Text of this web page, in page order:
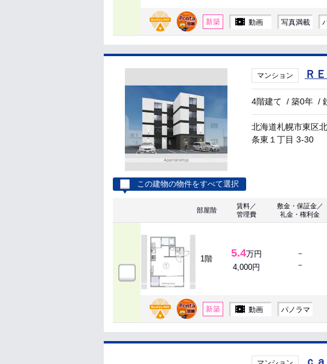
新築 動画 写真満載
マンション Ｒ
4階建て /築0年 /
北海道札幌市東区
条東１丁目 3-30
この建物の物件をすべて選択
部屋階
賃料／
管理費
敷金・保証金／
礼金・権利金
1階 5.4万円
4,000円
－
－
新築 動画 パノラマ
ｃ